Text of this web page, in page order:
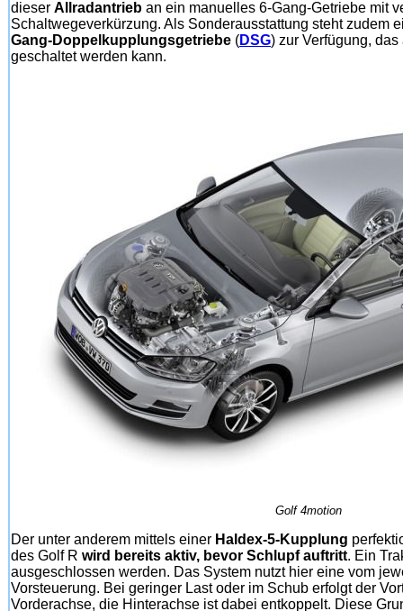
dieser Allradantrieb an ein manuelles 6-Gang-Getriebe mit
Schaltwegeverkürzung. Als Sonderausstattung steht zudem
Gang-Doppelkupplungsgetriebe (DSG) zur Verfügung,
geschaltet werden kann.
Golf 4motion
Der unter anderem mittels einer Haldex-5-Kupplung
des Golf R wird bereits aktiv, bevor Schlupf auftritt. Ein
ausgeschlossen werden. Das System nutzt hier eine vom
Vorsteuerung. Bei geringer Last oder im Schub erfolgt der
Vorderachse, die Hinterachse ist dabei entkoppelt. Diese